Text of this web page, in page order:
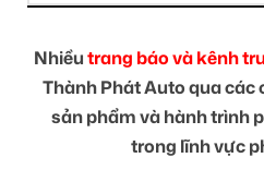
Nhiềutrang báo và kênh
Thành Phát Auto qua các
sản phẩm và hành trình
trong lĩnh vực